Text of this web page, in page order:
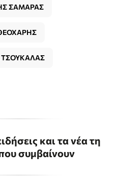
ΣΑΜΑΡΑΣ
και τα νέα τη
συμβαίνουν